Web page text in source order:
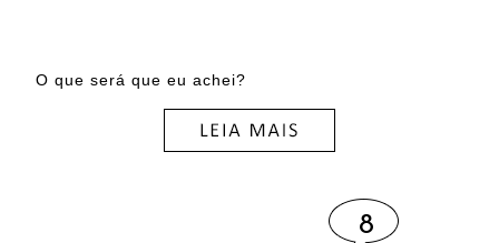
O que será que eu achei?
8